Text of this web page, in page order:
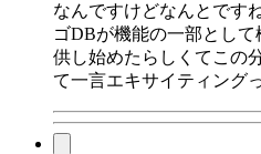
なんですけどなんとです
ゴDBが機能の一部とし
供し始めたらしくてこの
て一言エキサイティング